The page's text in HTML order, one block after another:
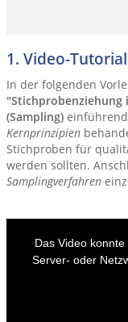
1. Video-
In der folgenden
(Sampling)
Kernprinzipien
Stichproben für
werden sollten.
Samplingverfahren